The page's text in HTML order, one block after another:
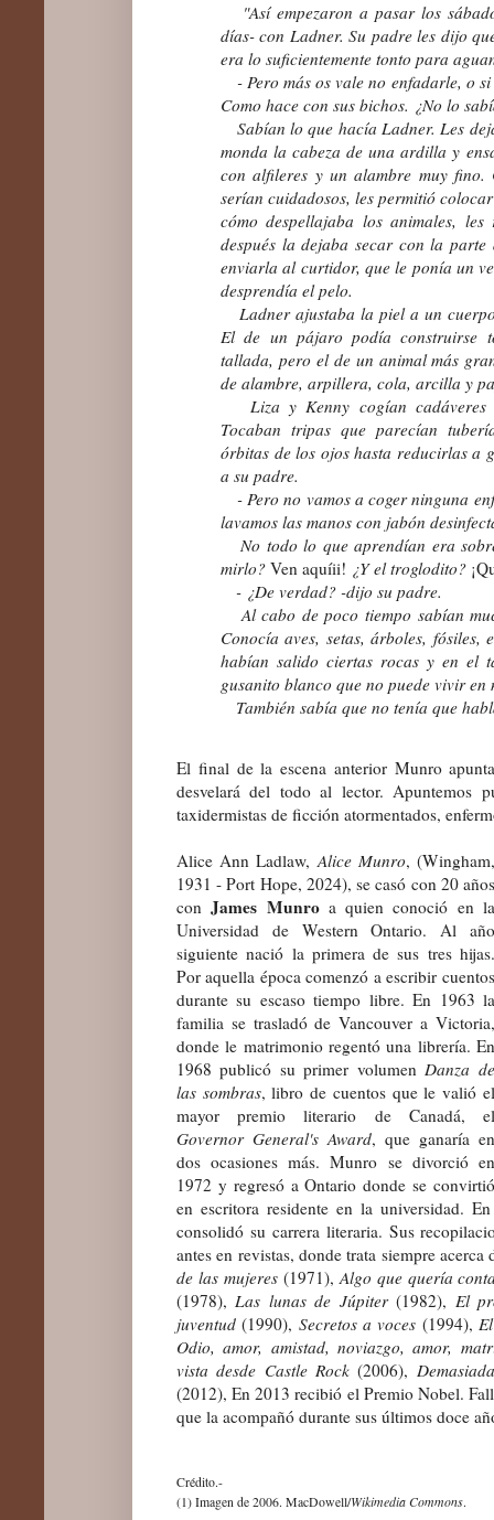
"Así empezaron a pasar los
días- con Ladner. Su padre les dijo
era lo suficientemente tonto para
- Pero más os vale no enfadarle, o
Como hace con sus bichos. ¿No lo
Sabían lo que hacía Ladner. Les
monda la cabeza de una ardilla y
con alfileres y un alambre muy fino.
serían cuidadosos, les permitió
cómo despellajaba los animales,
después la dejaba secar con la
enviarla al curtidor, que le ponía un
desprendía el pelo.
Ladner ajustaba la piel a un
El de un pájaro podía construirse
tallada, pero el de un animal más
de alambre, arpillera, cola, arcilla y
Liza y Kenny cogían cadáveres
Tocaban tripas que parecían
órbitas de los ojos hasta reducirlas a
a su padre.
- Pero no vamos a coger ninguna
lavamos las manos con jabón
No todo lo que aprendían era
mirlo? Ven aquíii! ¿Y el troglodito?
- ¿De verdad? -dijo su padre.
Al cabo de poco tiempo sabían
Conocía aves, setas, árboles, fósiles,
habían salido ciertas rocas y en
gusanito blanco que no puede vivir
También sabía que no tenía que
El final de la escena anterior Munro
desvelará del todo al lector. Apuntemos
taxidermistas de ficción atormentados,
Alice Ann Ladlaw,Alice Munro,
1931 - Port Hope, 2024),se casó con 20
conJames Munroa quien conoció en
Universidad de Western Ontario. Al año
siguiente nació la primera de sus tres hijas.
Por aquella época comenzó a escribir cuentos
durante su escaso tiempo libre. En 1963 la
familia se trasladó de Vancouver a Victoria,
donde le matrimonio regentó una librería. En
1968 publicó su primer volumenDanza de
las sombras, libro de cuentos que le valió el
mayor premio literario de Canadá, el
Governor General's Award, que ganaría en
dos ocasiones más. Munro se divorció en
1972 y regresó a Ontario donde se convirtió
en escritora residente en la universidad.
consolidó su carrera literaria. Sus
antes en revistas, donde trata siempre
de las mujeres(1971),Algo que quería
(1978),Las lunas de Júpiter(1982), El
juventud (1990), Secretos a voces (1994),
Odio, amor, amistad, noviazgo, amor,
vista desde Castle Rock (2006),
(2012), En 2013 recibió el Premio Nobel.
que la acompañó durante sus últimos doce
Crédito.-
(1) Imagen de 2006. MacDowell/Wikimedia Commons.